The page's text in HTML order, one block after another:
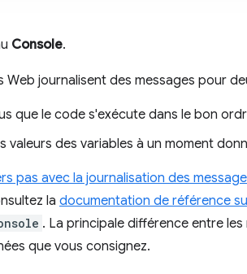
Console.
Web journalisent des messages pour
que le code s'exécute dans le bon
valeurs des variables à un moment
pas avec la journalisation des
la documentation de référence
. La principale différence entre
que vous consignez.